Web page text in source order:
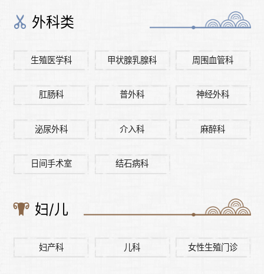
外科类
生殖医学科 甲状腺乳腺科 周围血管科
肛肠科 普外科 神经外科
泌尿外科 介入科 麻醉科
日间手术室 结石病科
妇/儿
妇产科 儿科 女性生殖门诊